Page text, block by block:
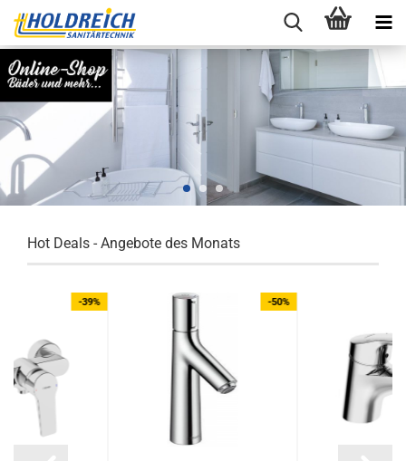
Hot Deals - Angebote des Monats
-39% -50%